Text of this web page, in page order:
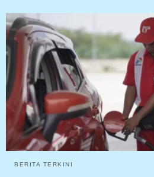
BERITA TERKINI